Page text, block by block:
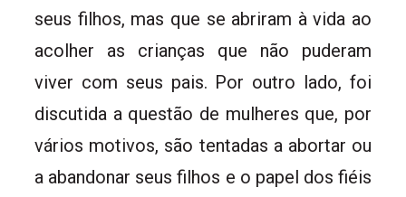
seus filhos, mas que se abriram à vida ao
acolher as crianças que não puderam
viver com seus pais. Por outro lado, foi
discutida a questão de mulheres que, por
vários motivos, são tentadas a abortar ou
a abandonar seus filhos e o papel dos fiéis